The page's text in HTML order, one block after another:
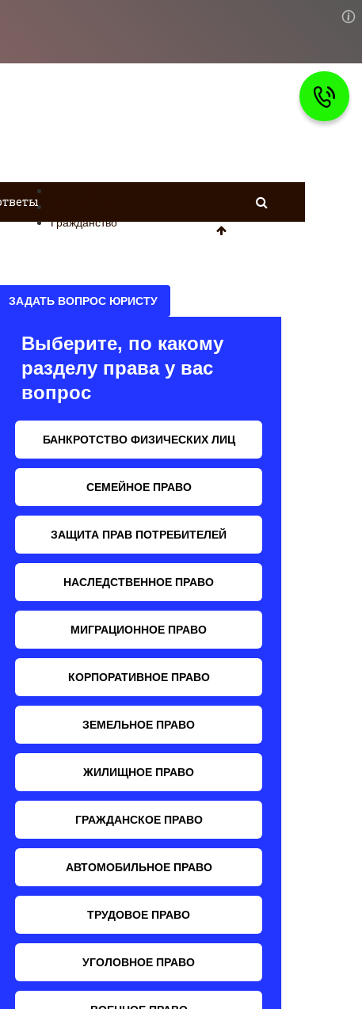
Гражданство